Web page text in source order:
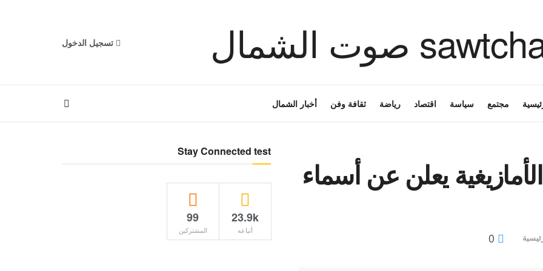
تسجيل الدخول
مجتمع سياسة اقتصاد رياضة ثقافة وفن أخبار الشمال
يعلن عن أسماء
Stay Connected test
23.9k
أتباعه
99
المشتركين